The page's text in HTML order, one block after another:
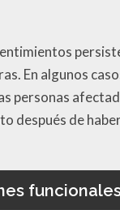
En algunos
personas
de